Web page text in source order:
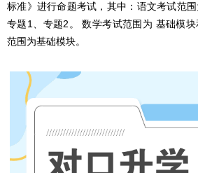
标准》进行命题考试，其中：语文考试范
专题1、专题2。 数学考试范围为 基础模
范围为基础模块。